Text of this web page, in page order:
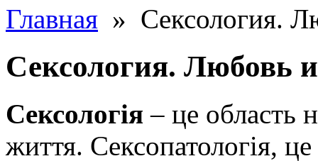
Главная » Сексология.
Сексология. Любовь
Сексологія – це область
життя. Сексопатологія,